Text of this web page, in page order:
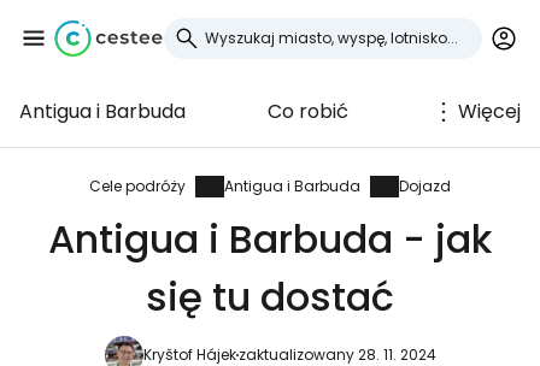
Antigua i Barbuda Co robić Więcej
Cele podróży Antigua i Barbuda Dojazd
Antigua i Barbuda - jak
się tu dostać
Kryštof Hájekzaktualizowany 28. 11. 2024
Zaloguj się do
Cestee
... światowej społeczności podróżniczej
Kontynuuj z Google